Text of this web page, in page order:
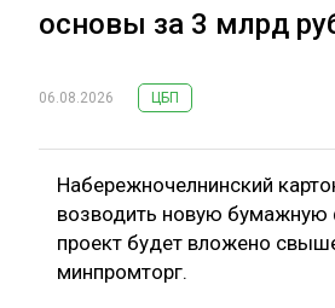
основы за 3 млрд
06.08.2026 ЦБП
Набережночелнинский
возводить новую
проект будет вложено
минпромторг.